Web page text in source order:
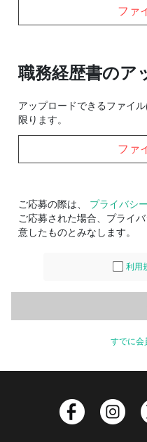
ファ
職務経歴書のア
アップロードできるファイ
限ります。
ファ
ご応募の際は、 プライバシ
ご応募された場合、プライ
意したものとみなします。
利用
すでに会